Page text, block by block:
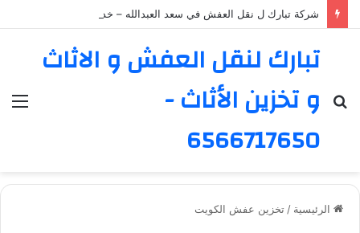
تبارك لنقل العفش و الاثاث
و تخزين الأثاث -
6566717650
بحث
الرئيسية / تخزين عفش الكويت